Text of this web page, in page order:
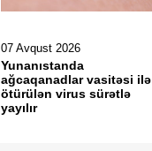
07 Avqust 2026
Yunanıstanda
ağcaqanadlar vasitəsi ilə
ötürülən virus sürətlə
yayılır